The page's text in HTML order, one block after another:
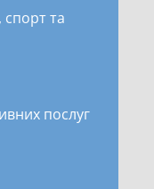
спорт та
послуг